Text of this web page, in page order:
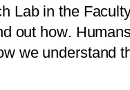
h Lab in the Facult
d out how. Human
w we understand t